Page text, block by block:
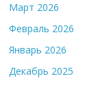
Март 2026
Февраль 2026
Январь 2026
Декабрь 2025